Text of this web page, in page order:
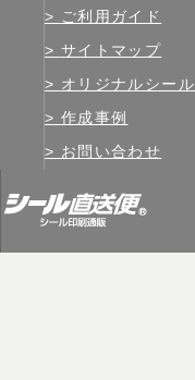
ご利用ガイド
サイトマップ
オリジナルシール
作成事例
お問い合わせ